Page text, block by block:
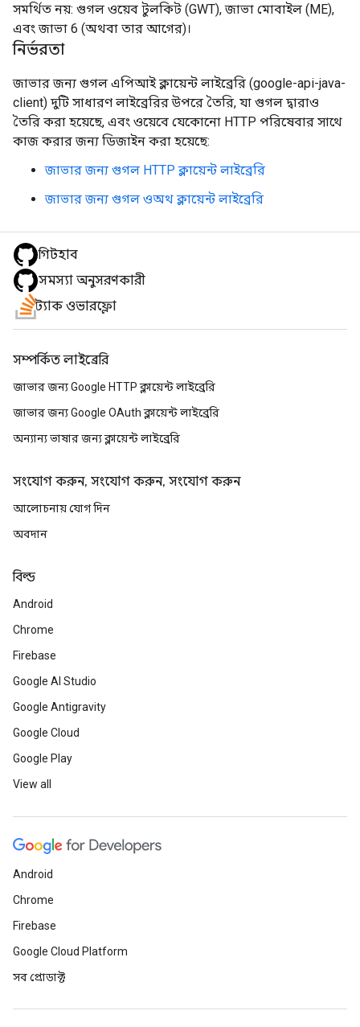
সমর্থিত নয়: গুগল ওয়েব টুলকিট (GWT), জাভা মোবাইল (ME),
এবং জাভা 6 (অথবা তার আগের)।
নির্ভরতা
জাভার জন্য গুগল এপিআই ক্লায়েন্ট লাইব্রেরি (google-api-java-
client) দুটি সাধারণ লাইব্রেরির উপরে তৈরি, যা গুগল দ্বারাও
তৈরি করা হয়েছে, এবং ওয়েবে যেকোনো HTTP পরিষেবার সাথে
কাজ করার জন্য ডিজাইন করা হয়েছে:
জাভার জন্য গুগল HTTP ক্লায়েন্ট লাইব্রেরি
জাভার জন্য গুগল ওঅথ ক্লায়েন্ট লাইব্রেরি
গিটহাব
সমস্যা অনুসরণকারী
স্ট্যাক ওভারফ্লো
সম্পর্কিত লাইব্রেরি
জাভার জন্য Google HTTP ক্লায়েন্ট লাইব্রেরি
জাভার জন্য Google OAuth ক্লায়েন্ট লাইব্রেরি
অন্যান্য ভাষার জন্য ক্লায়েন্ট লাইব্রেরি
সংযোগ করুন, সংযোগ করুন, সংযোগ করুন
আলোচনায় যোগ দিন
অবদান
বিল্ড
Android
Chrome
Firebase
Google AI Studio
Google Antigravity
Google Cloud
Google Play
View all
Android
Chrome
Firebase
Google Cloud Platform
সব প্রোডাক্ট